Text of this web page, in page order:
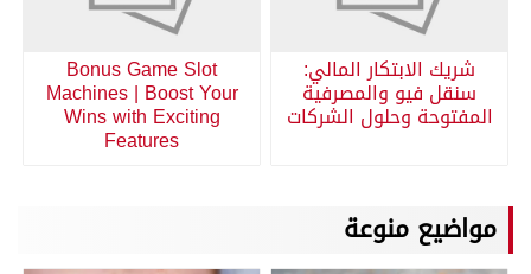
شريك الابتكار المالي:
سنقل فيو والمصرفية
المفتوحة وحلول الشركات
Bonus Game Slot
Machines | Boost Your
Wins with Exciting
Features
مواضيع منوعة